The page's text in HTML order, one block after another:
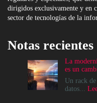
dirigidos exclusivamente y en
sector de tecnologías de la
Notas recientes
La
es un
Un rack
datos...